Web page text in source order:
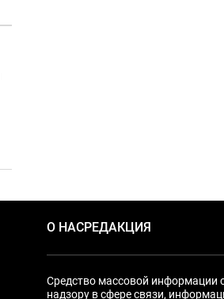
О НАСРЕДАКЦИЯ
Средство массовой информации
надзору в сфере связи,